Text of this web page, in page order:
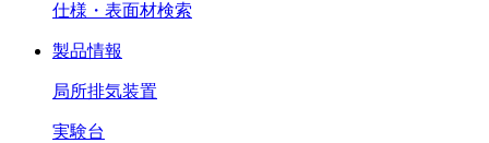
仕様・表面材検索
製品情報
局所排気装置
実験台